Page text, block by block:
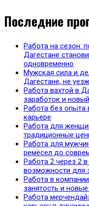
Последние
Работа на сезон:
Дагестане
одновременно
Мужская сила и
Дагестане, не
Работа вахтой в
заработок и
Работа без опыта
карьере
Работа для
традиционные
Работа для
ремёсел до
Работа 2 через 2
возможности для
Работа в
занятость и
Работа